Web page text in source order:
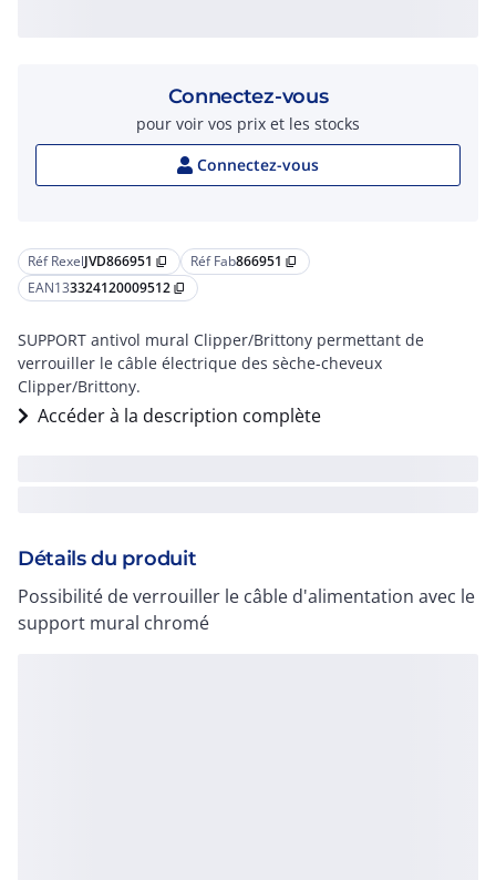
Réf RexelJVD866951 content_copy Réf Fab866951 content_copy
EAN133324120009512 content_copy
SUPPORT antivol mural Clipper/Brittony permettant de
verrouiller le câble électrique des sèche-cheveux
Clipper/Brittony.
Accéder à la description complète
Détails du produit
Possibilité de verrouiller le câble d'alimentation avec le
support mural chromé
Connectez-vous
pour voir vos prix et les stocks
Connectez-vous